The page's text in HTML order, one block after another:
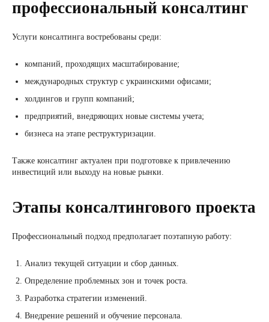
профессиональный консалтинг
Услуги консалтинга востребованы среди:
компаний, проходящих масштабирование;
международных структур с украинскими офисами;
холдингов и групп компаний;
предприятий, внедряющих новые системы учета;
бизнеса на этапе реструктуризации.
Также консалтинг актуален при подготовке к привлечению
инвестиций или выходу на новые рынки.
Этапы консалтингового проекта
Профессиональный подход предполагает поэтапную работу:
Анализ текущей ситуации и сбор данных.
Определение проблемных зон и точек роста.
Разработка стратегии изменений.
Внедрение решений и обучение персонала.